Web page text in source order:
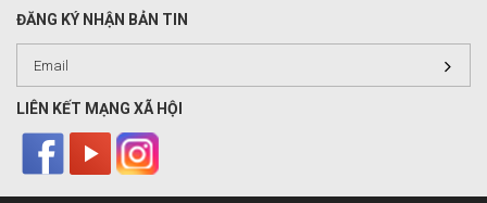
ĐĂNG KÝ NHẬN BẢN TIN
LIÊN KẾT MẠNG XÃ HỘI